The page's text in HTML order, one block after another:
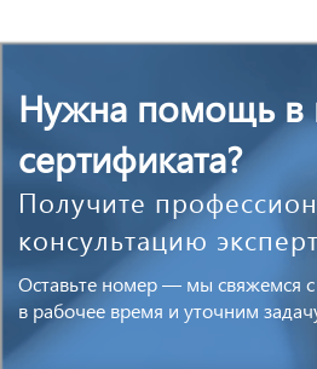
Нужна помощь в
сертификата?
Получите
консультацию
Оставьте номер — мы свяжемся
в рабочее время и уточним